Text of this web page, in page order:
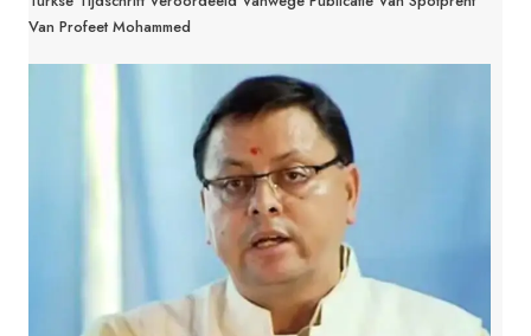
Van Profeet Mohammed